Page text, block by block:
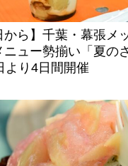
から】千葉・幕張メ
ニュー勢揃い「夏の
より4日間開催